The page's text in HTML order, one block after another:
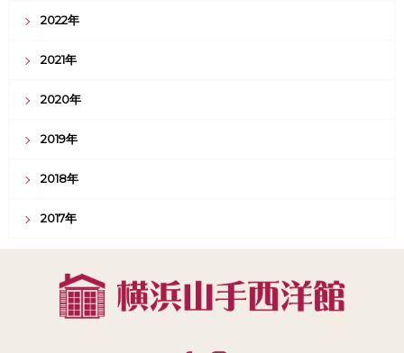
2022年
2021年
2020年
2019年
2018年
2017年